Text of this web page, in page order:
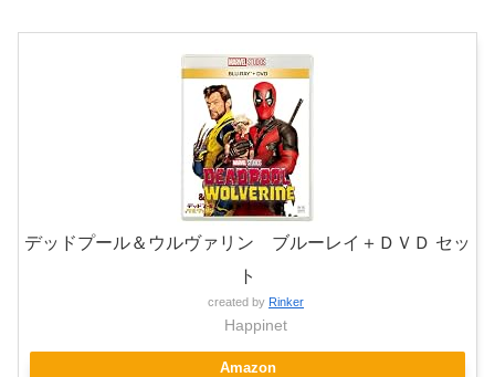
デッドプール＆ウルヴァリン ブルーレイ＋ＤＶＤ セッ
ト
created by Rinker
Happinet
Amazon